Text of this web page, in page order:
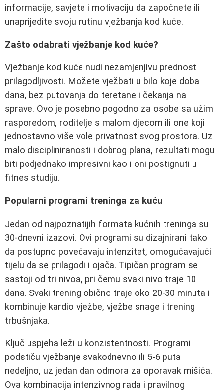
informacije, savjete i motivaciju da započnete ili
unaprijedite svoju rutinu vježbanja kod kuće.
Zašto odabrati vježbanje kod kuće?
Vježbanje kod kuće nudi nezamjenjivu prednost
prilagodljivosti. Možete vježbati u bilo koje doba
dana, bez putovanja do teretane i čekanja na
sprave. Ovo je posebno pogodno za osobe sa užim
rasporedom, roditelje s malom djecom ili one koji
jednostavno više vole privatnost svog prostora. Uz
malo discipliniranosti i dobrog plana, rezultati mogu
biti podjednako impresivni kao i oni postignuti u
fitnes studiju.
Popularni programi treninga za kuću
Jedan od najpoznatijih formata kućnih treninga su
30-dnevni izazovi. Ovi programi su dizajnirani tako
da postupno povećavaju intenzitet, omogućavajući
tijelu da se prilagodi i ojača. Tipičan program se
sastoji od tri nivoa, pri čemu svaki nivo traje 10
dana. Svaki trening obično traje oko 20-30 minuta i
kombinuje kardio vježbe, vježbe snage i trening
trbušnjaka.
Ključ uspjeha leži u konzistentnosti. Programi
podstiču vježbanje svakodnevno ili 5-6 puta
nedeljno, uz jedan dan odmora za oporavak mišića.
Ova kombinacija intenzivnog rada i pravilnog